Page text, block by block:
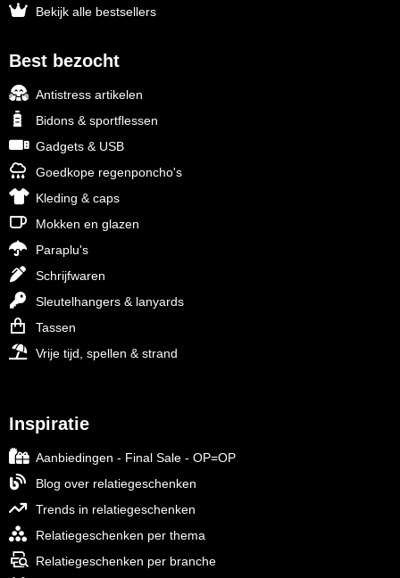
Bekijk alle bestsellers
Best bezocht
Antistress artikelen
Bidons & sportflessen
Gadgets & USB
Goedkope regenponcho's
Kleding & caps
Mokken en glazen
Paraplu's
Schrijfwaren
Sleutelhangers & lanyards
Tassen
Vrije tijd, spellen & strand
Inspiratie
Aanbiedingen - Final Sale - OP=OP
Blog over relatiegeschenken
Trends in relatiegeschenken
Relatiegeschenken per thema
Relatiegeschenken per branche